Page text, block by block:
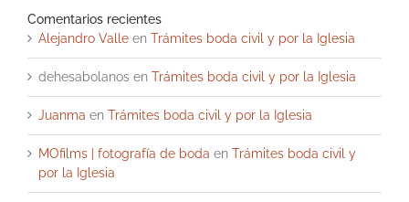
Comentarios recientes
Alejandro Valle en Trámites boda civil y por la Iglesia
dehesabolanos en Trámites boda civil y por la Iglesia
Juanma en Trámites boda civil y por la Iglesia
MOfilms | fotografía de boda en Trámites boda civil y
por la Iglesia